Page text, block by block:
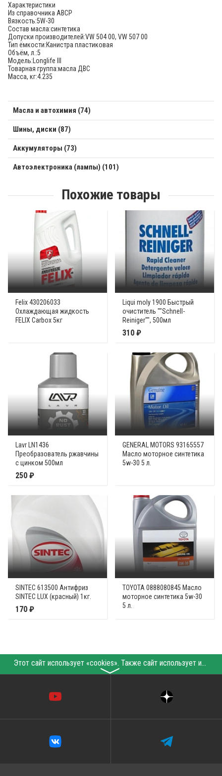
Характеристики
Из справочника ABCP
Вязкость:5W-30
Состав масла:синтетика
Допуски производителей:VW 504 00, VW 507 00
Тип ёмкости:Канистра пластиковая
Объём, л.:5
Модель:Longlife III
Товарная группа:масла ДВС
Масса, кг:4.235
Масла и автохимия (74)
Шины, диски (87)
Аккумуляторы (73)
Автоэлектроника (лампы) (101)
Похожие товары
Felix 430206033
Охлаждающая жидкость
FELIX Carbox 5кг
Liqui moly 1900 Быстрый
очиститель ""Schnell-
Reiniger"", 500мл
310 ₽
Lavr LN1436
Преобразователь ржавчины
с цинком 500мл
250 ₽
GENERAL MOTORS 93165557
Масло моторное синтетика
5w-30 5 л.
SINTEC 613500 Антифриз
SINTEC LUX (красный) 1кг.
170 ₽
TOYOTA 0888080845 Масло
моторное синтетика 5w-30
5 л.
Этот сайт использует «cookies». Также сайт использует интернет-сервис для сбора технических данных касательно посетителей с целью получения маркетинговой и статистической информации. Условия обработки данных посетителей сайта см.
〉